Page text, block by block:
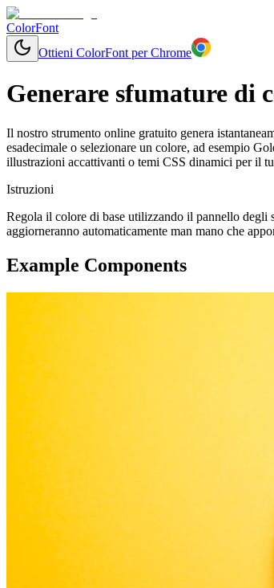
ColorFont
Ottieni ColorFont per Chrome
Generare sfumature di
Il nostro strumento online gratuito genera
esadecimale o selezionare un colore, ad esempio
illustrazioni accattivanti o temi CSS dinamici per il
Istruzioni
Regola il colore di base utilizzando il pannello degli
aggiorneranno automaticamente man mano che
Example Components